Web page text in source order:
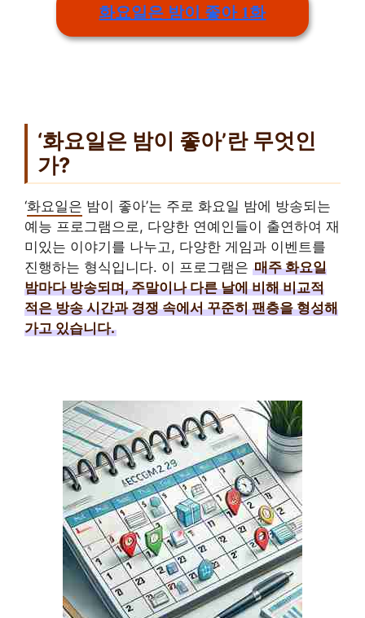
화요일은 밤이 좋아 1화
‘화요일은 밤이 좋아’란 무엇인
가?
‘화요일은 밤이 좋아’는 주로 화요일 밤에 방송되는
예능 프로그램으로, 다양한 연예인들이 출연하여 재
미있는 이야기를 나누고, 다양한 게임과 이벤트를
진행하는 형식입니다. 이 프로그램은 매주 화요일
밤마다 방송되며, 주말이나 다른 날에 비해 비교적
적은 방송 시간과 경쟁 속에서 꾸준히 팬층을 형성해
가고 있습니다.